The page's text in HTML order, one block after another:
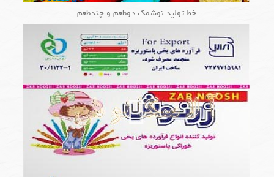
خط تولید نوشمک دوطعم و چندطعم